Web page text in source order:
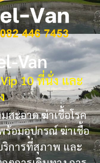
Van
10 ที่นั่ง และ
ะอาด ฆ่าเชื้อโรค
ร้อมอุปกรณ์ ฆ่าเชื้อ
การที่สุภาพ และ